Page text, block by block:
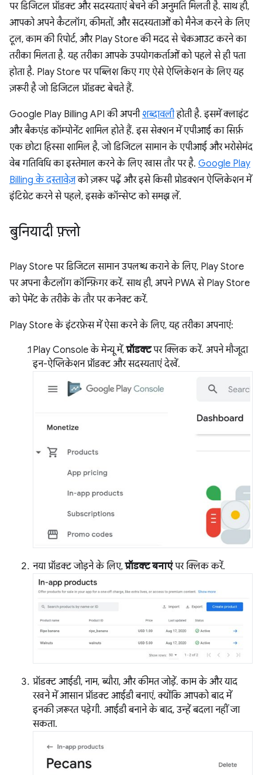
पर डिजिटल प्रॉडक्ट और सदस्यताएं बेचने की अनुमति मिलती है. साथ ही,
आपको अपने कैटलॉग, कीमतों, और सदस्यताओं को मैनेज करने के लिए
टूल, काम की रिपोर्ट, और Play Store की मदद से चेकआउट करने का
तरीका मिलता है. यह तरीका आपके उपयोगकर्ताओं को पहले से ही पता
होता है. Play Store पर पब्लिश किए गए ऐसे ऐप्लिकेशन के लिए यह
ज़रूरी है जो डिजिटल प्रॉडक्ट बेचते हैं.
Google Play Billing API की अपनीशब्दावलीहोती है. इसमें क्लाइंट
और बैकएंड कॉम्पोनेंट शामिल होते हैं. इस सेक्शन में एपीआई का सिर्फ़
एक छोटा हिस्सा शामिल है, जो डिजिटल सामान के एपीआई और भरोसेमंद
वेब गतिविधि का इस्तेमाल करने के लिए खास तौर पर है. Google Play
Billing के दस्तावेज़को ज़रूर पढ़ें और इसे किसी प्रोडक्शन ऐप्लिकेशन में
इंटिग्रेट करने से पहले, इसके कॉन्सेप्ट को समझ लें.
बुनियादी फ़्लो
Play Store पर डिजिटल सामान उपलब्ध कराने के लिए, Play Store
पर अपना कैटलॉग कॉन्फ़िगर करें. साथ ही, अपने PWA से Play Store
को पेमेंट के तरीके के तौर पर कनेक्ट करें.
Play Store के इंटरफ़ेस में ऐसा करने के लिए, यह तरीका अपनाएं:
Play Console के मेन्यू में,प्रॉडक्टपर क्लिक करें. अपने मौजूदा
इन-ऐप्लिकेशन प्रॉडक्ट और सदस्यताएं देखें.
नया प्रॉडक्ट जोड़ने के लिए,प्रॉडक्ट बनाएंपर क्लिक करें.
प्रॉडक्ट आईडी, नाम, ब्यौरा, और कीमत जोड़ें. काम के और याद
रखने में आसान प्रॉडक्ट आईडी बनाएं, क्योंकि आपको बाद में
इनकी ज़रूरत पड़ेगी. आईडी बनाने के बाद, उन्हें बदला नहीं जा
सकता.